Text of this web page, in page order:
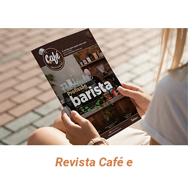
Revista Café e